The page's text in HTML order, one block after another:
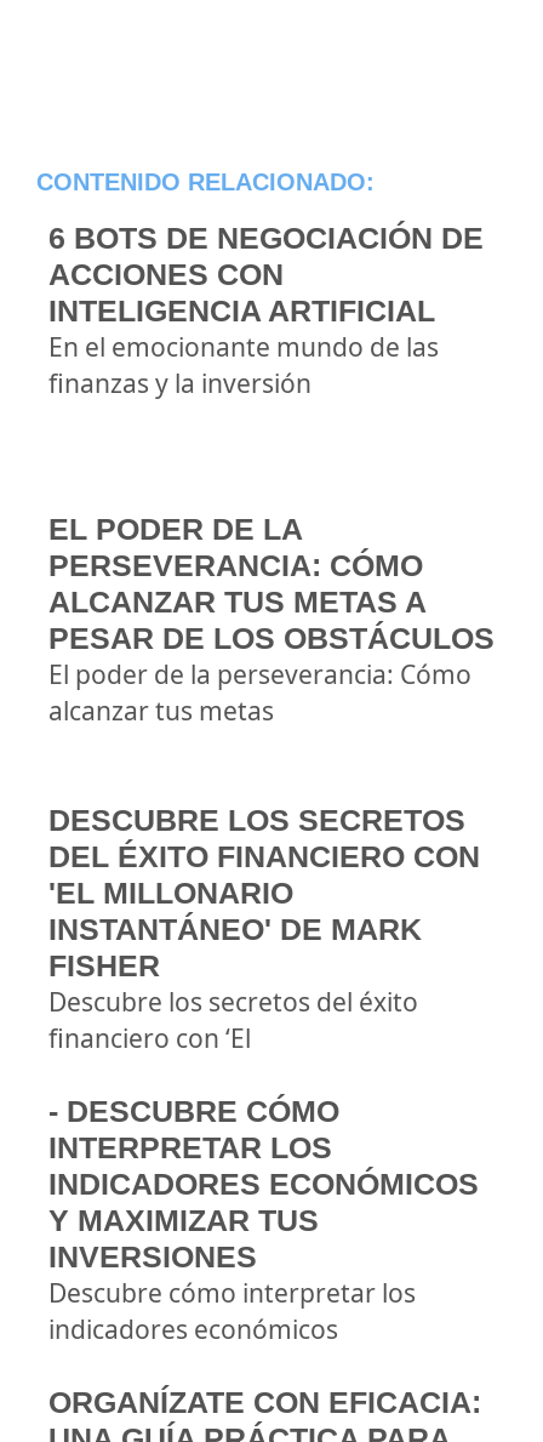
CONTENIDO RELACIONADO:
6 BOTS DE NEGOCIACIÓN DE
ACCIONES CON
INTELIGENCIA ARTIFICIAL
En el emocionante mundo de las
finanzas y la inversión
EL PODER DE LA
PERSEVERANCIA: CÓMO
ALCANZAR TUS METAS A
PESAR DE LOS OBSTÁCULOS
El poder de la perseverancia: Cómo
alcanzar tus metas
DESCUBRE LOS SECRETOS
DEL ÉXITO FINANCIERO CON
'EL MILLONARIO
INSTANTÁNEO' DE MARK
FISHER
Descubre los secretos del éxito
financiero con ‘El
- DESCUBRE CÓMO
INTERPRETAR LOS
INDICADORES ECONÓMICOS
Y MAXIMIZAR TUS
INVERSIONES
Descubre cómo interpretar los
indicadores económicos
ORGANÍZATE CON EFICACIA: